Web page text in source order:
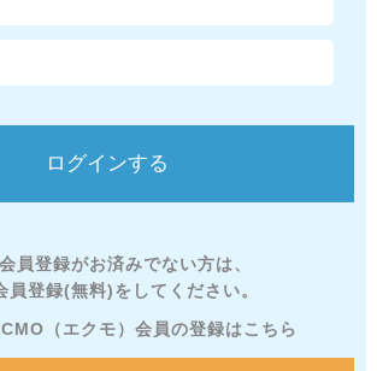
員登録がお済みでない方は、
員登録(無料)をしてください。
（エクモ）会員の登録はこちら